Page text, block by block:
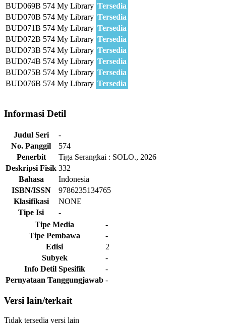
BUD069B 574 My Library Tersedia
BUD070B 574 My Library Tersedia
BUD071B 574 My Library Tersedia
BUD072B 574 My Library Tersedia
BUD073B 574 My Library Tersedia
BUD074B 574 My Library Tersedia
BUD075B 574 My Library Tersedia
BUD076B 574 My Library Tersedia
Informasi Detil
Judul Seri
-
No. Panggil
574
Penerbit
Tiga Serangkai : SOLO., 2026
Deskripsi Fisik 332
Bahasa
Indonesia
ISBN/ISSN
9786235134765
Klasifikasi
NONE
Tipe Isi
-
Tipe Media
-
Tipe Pembawa
-
Edisi
2
Subyek
-
Info Detil Spesifik
-
Pernyataan Tanggungjawab -
Versi lain/terkait
Tidak tersedia versi lain